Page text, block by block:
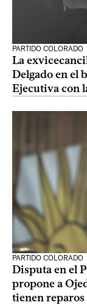
PARTIDO COLORADO
La
Delgado en el
Ejecutiva con
PARTIDO COLORADO
Disputa en el
propone a
tienen reparos